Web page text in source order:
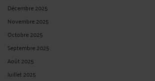
Décembre 2025
Novembre 2025
Octobre 2025
Septembre 2025
Août 2025
Juillet 2025